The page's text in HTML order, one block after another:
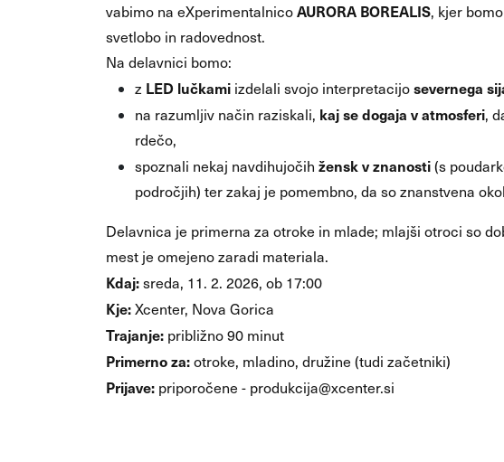
vabimo na eXperimentalnicoAURORA BOREALIS, kjer
svetlobo in radovednost.
Na delavnici bomo:
z LED lučkami izdelali svojo interpretacijosevernega
na razumljiv način raziskali, kaj se dogaja v atmosferi,
rdečo,
spoznali nekaj navdihujočih žensk v znanosti(s
področjih) ter zakaj je pomembno, da so znanstvena
Delavnica je primerna za otroke in mlade; mlajši otroci so
mest je omejeno zaradi materiala.
Kdaj:sreda, 11. 2. 2026, ob 17:00
Kje:Xcenter, Nova Gorica
Trajanje: približno 90 minut
Primerno za:otroke, mladino, družine (tudi začetniki)
Prijave: priporočene - produkcija@xcenter.si